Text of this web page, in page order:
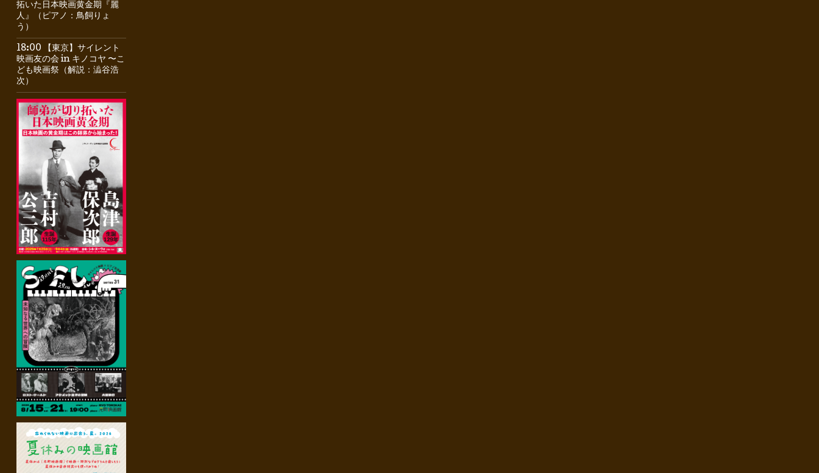
拓いた日本映画黄金期『麗
人』（ピアノ：鳥飼りょ
う）
18:00 【東京】サイレント
映画友の会 in キノコヤ 〜こ
ども映画祭（解説：澁谷浩
次）